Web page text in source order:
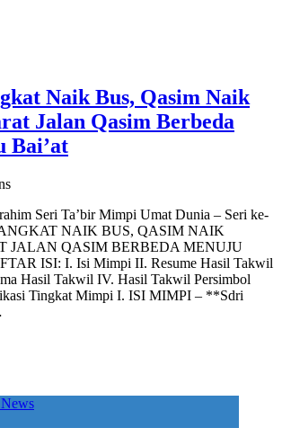
Naik Bus, Qasim Naik
Jalan Qasim Berbeda
Bai’at
Seri Ta’bir Mimpi Umat Dunia – Seri ke-
NAIK BUS, QASIM NAIK
JALAN QASIM BERBEDA MENUJU
ISI: I. Isi Mimpi II. Resume Hasil Takwil
Hasil Takwil IV. Hasil Takwil Persimbol
Tingkat Mimpi I. ISI MIMPI – **Sdri